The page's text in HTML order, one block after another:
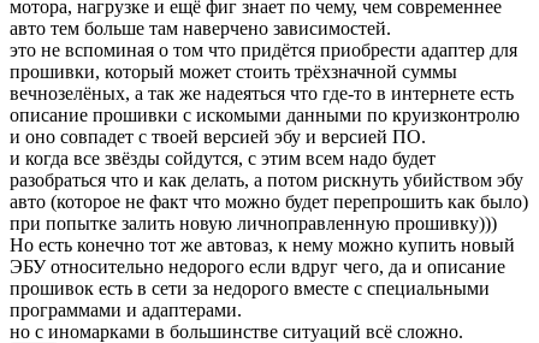
мотора, нагрузке и ещё фиг знает по чему, чем современнее
авто тем больше там наверчено зависимостей.
это не вспоминая о том что придётся приобрести адаптер для
прошивки, который может стоить трёхзначной суммы
вечнозелёных, а так же надеяться что где-то в интернете есть
описание прошивки с искомыми данными по круизконтролю
и оно совпадет с твоей версией эбу и версией ПО.
и когда все звёзды сойдутся, с этим всем надо будет
разобраться что и как делать, а потом рискнуть убийством эбу
авто (которое не факт что можно будет перепрошить как было)
при попытке залить новую личноправленную прошивку)))
Но есть конечно тот же автоваз, к нему можно купить новый
ЭБУ относительно недорого если вдруг чего, да и описание
прошивок есть в сети за недорого вместе с специальными
программами и адаптерами.
но с иномарками в большинстве ситуаций всё сложно.